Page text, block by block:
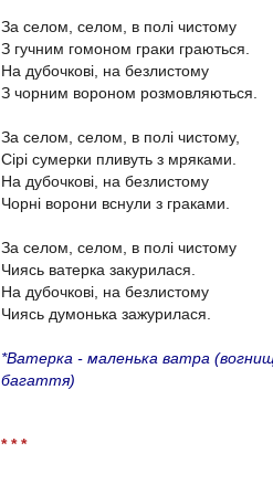
За селом, селом, в полі чистому
З гучним гомоном граки граються.
На дубочкові, на безлистому
З чорним вороном розмовляються.
За селом, селом, в полі чистому,
Сірі сумерки пливуть з мряками.
На дубочкові, на безлистому
Чорні ворони вснули з граками.
За селом, селом, в полі чистому
Чиясь ватерка закурилася.
На дубочкові, на безлистому
Чиясь думонька зажурилася.
*Ватерка - маленька ватра
багаття)
* * *